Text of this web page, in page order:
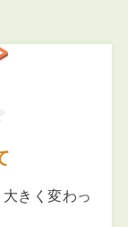
きく変わっ